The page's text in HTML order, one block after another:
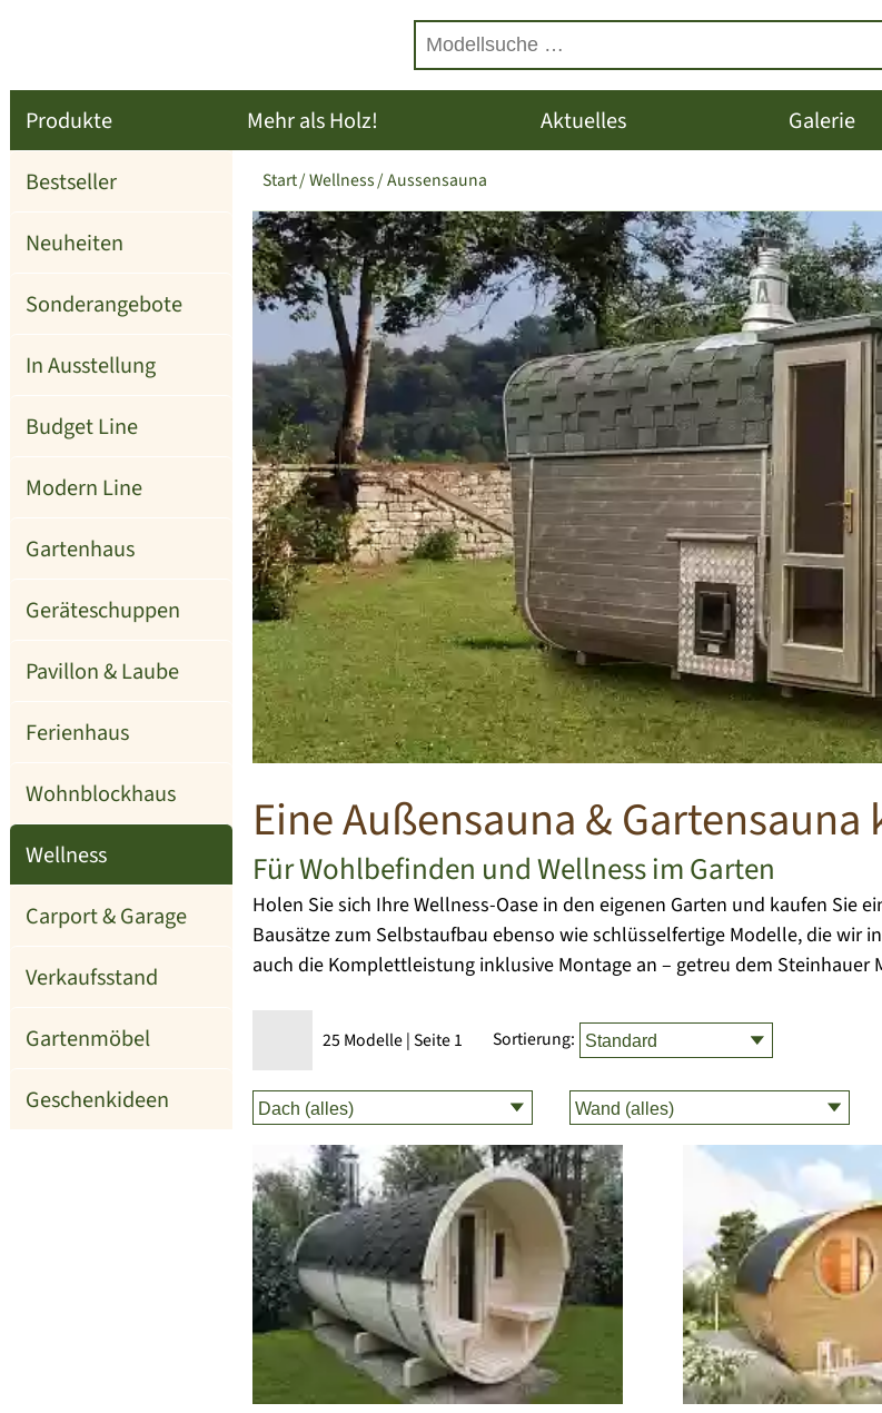
Produkte
Bestseller
Neuheiten
Sonderangebote
In Ausstellung
Budget Line
Modern Line
Gartenhaus
Geräteschuppen
Pavillon & Laube
Ferienhaus
Wohnblockhaus
Wellness
Carport & Garage
Verkaufsstand
Gartenmöbel
Geschenkideen
Mehr als Holz! Aktuelles Galerie
Start Wellness Aussensauna
Eine Außensauna & Gartensauna
Für Wohlbefinden und Wellness im Garten
Holen Sie sich Ihre Wellness-Oase in den eigenen Garten und kaufen Sie
Bausätze zum Selbstaufbau ebenso wie schlüsselfertige Modelle, die wir
auch die Komplettleistung inklusive Montage an – getreu dem Steinhauer
25 Modelle | Seite 1 Sortierung: